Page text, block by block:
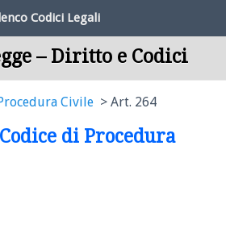
Codici Legali
– Diritto e Codici
Civile Art. 264
di Procedura